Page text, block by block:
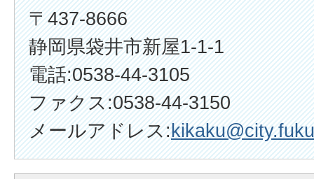
〒437-8666
静岡県袋井市新屋1-1-1
電話:0538-44-3105
ファクス:0538-44-3150
メールアドレス: